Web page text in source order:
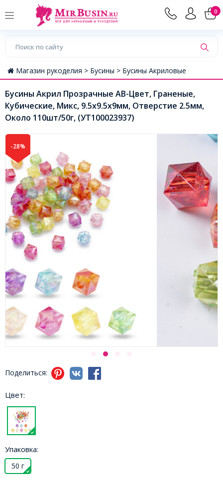
0
Магазин рукоделия > Бусины > Бусины Акриловые
Бусины Акрил Прозрачные АВ-Цвет, Граненые,
Кубические, Микс, 9.5x9.5x9мм, Отверстие 2.5мм,
Около 110шт/50г, (УТ100023937)
-28%
Поделиться:
Цвет:
Упаковка:
50 г